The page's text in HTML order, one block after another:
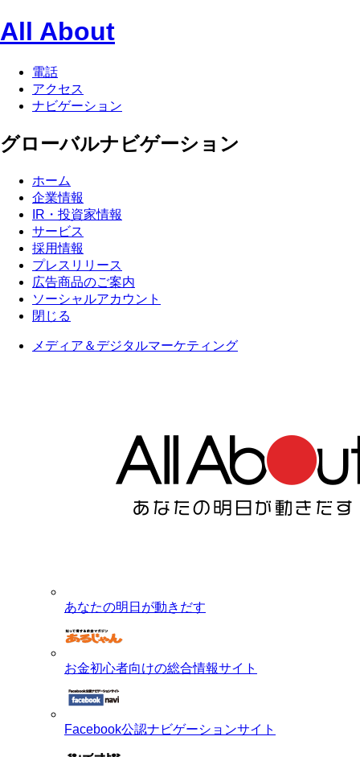
All About
電話
アクセス
ナビゲーション
グローバルナビゲーション
ホーム
企業情報
IR・投資家情報
サービス
採用情報
プレスリリース
広告商品のご案内
ソーシャルアカウント
閉じる
メディア＆デジタルマーケティング
あなたの明日が動きだす
お金初心者向けの総合情報サイト
Facebook公認ナビゲーションサイト